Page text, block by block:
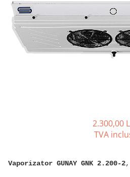
REZISTENTE DIGIVRARE
REZISTENTE SILICONICE
Uleiuri
Ventilatoare
Compresoare Cubigel R134a
Compresoare Cubigel R404a
Compresoare Jiaxipera
VAPORIZATOARE LU-VE
2.300,00
TVA
Vaporizator GUNAY GNK 2.200-2